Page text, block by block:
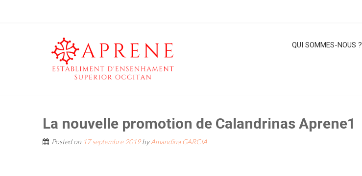
QUI SOMMES-NOUS ?
La nouvelle promotion de Calandrinas Aprene1
Posted on 17 septembre 2019byAmandina GARCIA